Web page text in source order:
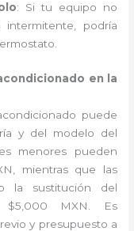
: Si tu equipo no
podría
en la
puede
y del modelo del
menores pueden
mientras que las
la sustitución del
$5,000 MXN. Es
y presupuesto a